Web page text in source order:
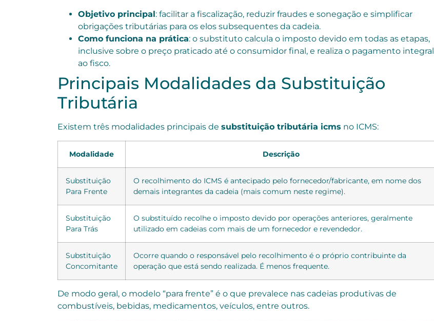
Objetivo principal: facilitar a fiscalização, reduzir fraudes e sonegação e simplificar
obrigações tributárias para os elos subsequentes da cadeia.
Como funciona na prática: o substituto calcula o imposto devido em todas as etapas,
inclusive sobre o preço praticado até o consumidor final, e realiza o pagamento integral
ao fisco.
Principais Modalidades da Substituição
Tributária
Existem três modalidades principais de substituição tributária icms no ICMS:
Modalidade Descrição
Substituição
Para Frente
O recolhimento do ICMS é antecipado pelo fornecedor/fabricante, em nome dos
demais integrantes da cadeia (mais comum neste regime).
Substituição
Para Trás
O substituído recolhe o imposto devido por operações anteriores, geralmente
utilizado em cadeias com mais de um fornecedor e revendedor.
Substituição
Concomitante
Ocorre quando o responsável pelo recolhimento é o próprio contribuinte da
operação que está sendo realizada. É menos frequente.
De modo geral, o modelo “para frente” é o que prevalece nas cadeias produtivas de
combustíveis, bebidas, medicamentos, veículos, entre outros.